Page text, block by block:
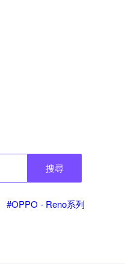
搜尋
#OPPO - Reno系列